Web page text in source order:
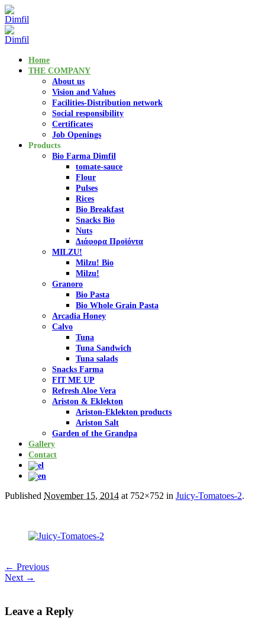
Home
THE COMPANY
About us
Vision and Values
Facilities-Distribution network
Social responsibility
Certificates
Job Openings
Products
Bio Farma Dimfil
tomate-sauce
Flour
Pulses
Rices
Bio Breakfast
Snacks Bio
Nuts
Διάφορα Προϊόντα
MILZU!
Milzu! Bio
Milzu!
Granoro
Bio Pasta
Bio Whole Grain Pasta
Arcadia Honey
Calvo
Tuna
Tuna Sandwich
Tuna salads
Snacks Farma
FIT ME UP
Refresh Aloe Vera
Ariston & Eklekton
Ariston-Eklekton products
Ariston Salt
Garden of the Grandpa
Gallery
Contact
Published November 15, 2014 at 752×752 in Juicy-Tomatoes-2.
← Previous
Next →
Leave a Reply